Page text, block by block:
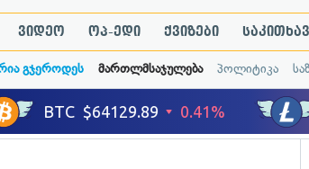
ვიდეო ოპ-ედი ქვიზები
გჯეროდეს მართლმსაჯულება პოლიტიკა